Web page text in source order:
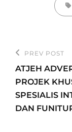
Post
Previous
Post
PREV POST
ATJEH
PROJEK
SPESIALIS
DAN